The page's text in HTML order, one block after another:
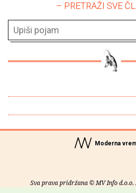
– PRETRAŽI SVE
Moderna
Sva prava pridržana © MV Info d.o.o.